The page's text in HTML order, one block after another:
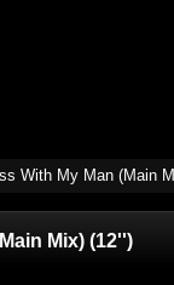
With My Man (Main
Mix) (12'')